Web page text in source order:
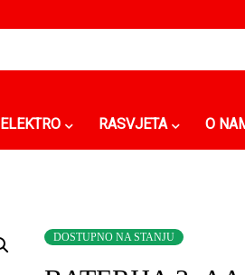
ELEKTRO RASVJETA O
DOSTUPNO NA STANJU